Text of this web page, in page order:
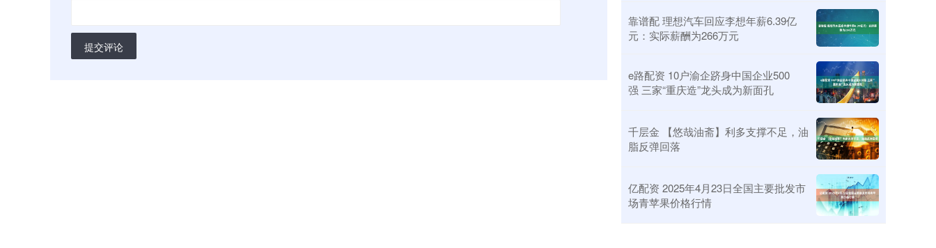
提交评论
靠谱配 理想汽车回应李想年薪6.39亿
元：实际薪酬为266万元
e路配资 10户渝企跻身中国企业500
强 三家“重庆造”龙头成为新面孔
千层金 【悠哉油斋】利多支撑不足，油
脂反弹回落
亿配资 2025年4月23日全国主要批发市
场青苹果价格行情